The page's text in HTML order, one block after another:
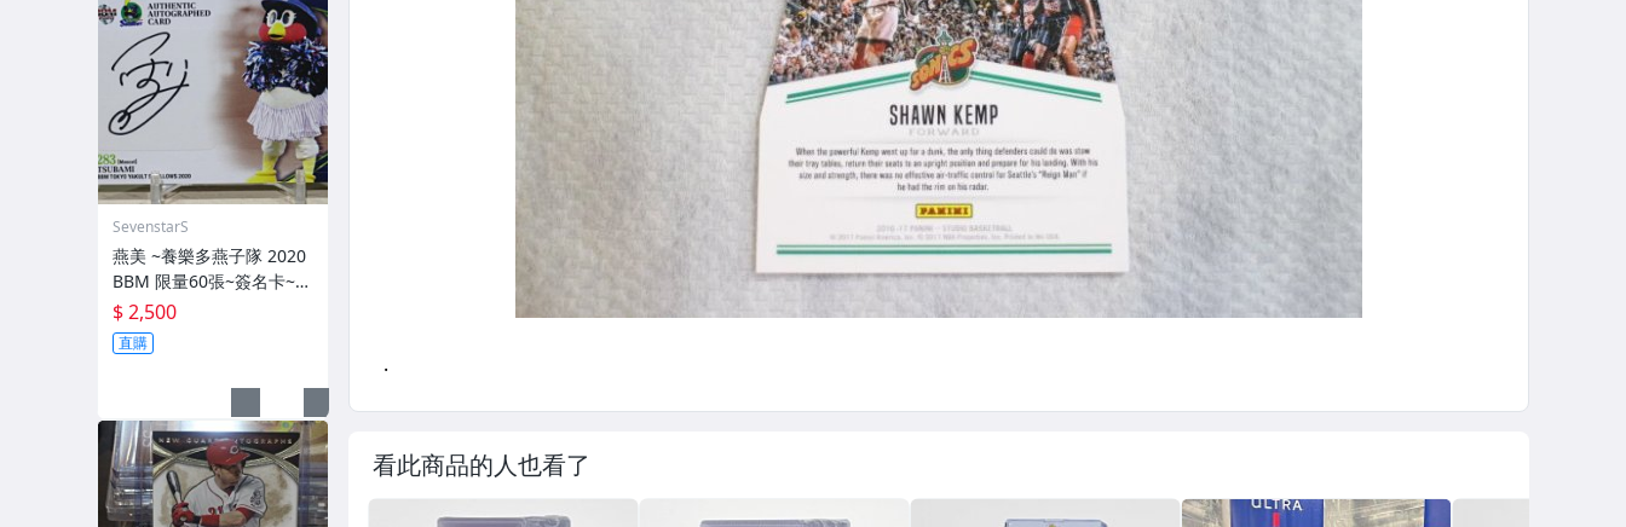
看此商品的人也看了
SevenstarS
燕美 ~養樂多燕子隊 2020
BBM 限量60張~簽名卡~2
83 TSUBAMI~最強吉祥物
燕九郎妹妹
$ 2,500
直購